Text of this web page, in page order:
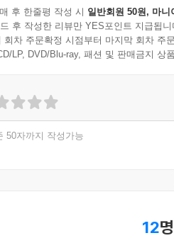
후 한줄평 작성 시 일반회원 50원, 마니
후 작성한 리뷰만 YES포인트 지급됩니
회차 주문확정 시점부터 마지막 회차 주
LP, DVD/Blu-ray, 패션 및 판매금지 상
50자까지 작성가능
12